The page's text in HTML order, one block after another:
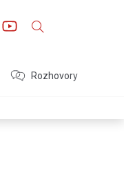
Rozhovory